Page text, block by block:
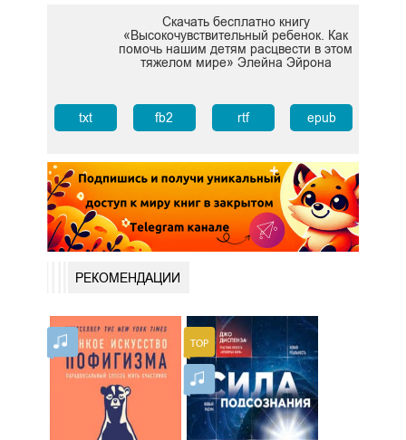
Скачать бесплатно книгу
«Высокочувствительный ребенок. Как
помочь нашим детям расцвести в этом
тяжелом мире» Элейна Эйрона
txt fb2 rtf epub
РЕКОМЕНДАЦИИ